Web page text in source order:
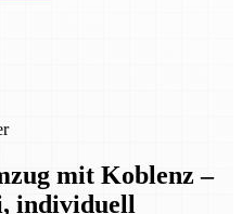
mit Koblenz –
individuell